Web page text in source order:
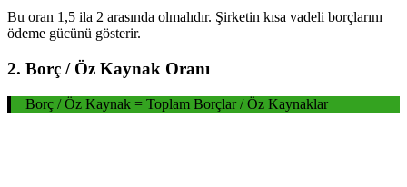
Bu oran 1,5 ila 2 arasında olmalıdır. Şirketin kısa vadeli borçlarını
ödeme gücünü gösterir.
2. Borç / Öz Kaynak Oranı
Borç / Öz Kaynak = Toplam Borçlar / Öz Kaynaklar